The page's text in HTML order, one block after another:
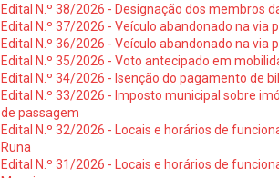
Edital N.º 38/2026 - Designação dos membros
Edital N.º 37/2026 - Veículo abandonado na via
Edital N.º 36/2026 - Veículo abandonado na via
Edital N.º 35/2026 - Voto antecipado em
Edital N.º 34/2026 - Isenção do pagamento de
Edital N.º 33/2026 - Imposto municipal sobre
de passagem
Edital N.º 32/2026 - Locais e horários de
Runa
Edital N.º 31/2026 - Locais e horários de